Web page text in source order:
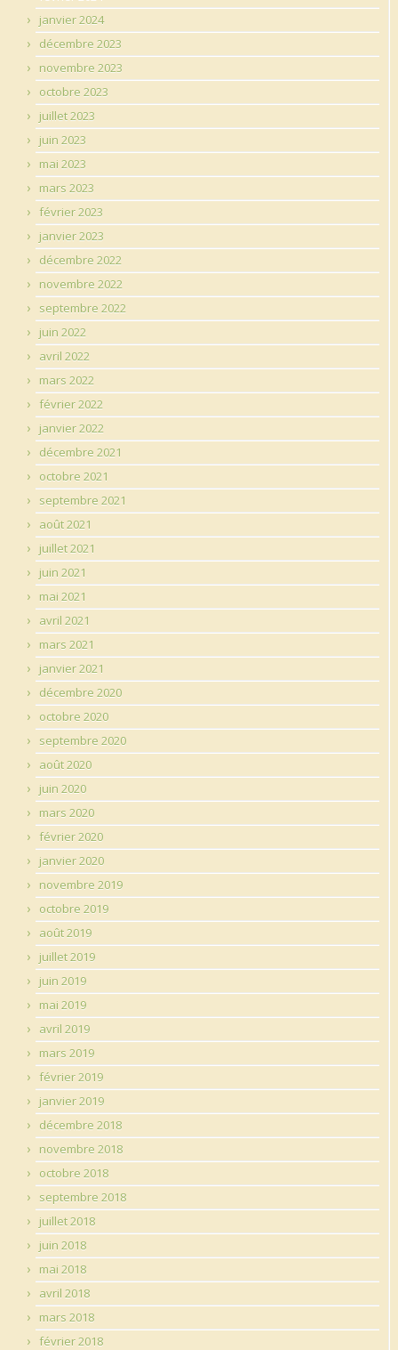
janvier 2024
décembre 2023
novembre 2023
octobre 2023
juillet 2023
juin 2023
mai 2023
mars 2023
février 2023
janvier 2023
décembre 2022
novembre 2022
septembre 2022
juin 2022
avril 2022
mars 2022
février 2022
janvier 2022
décembre 2021
octobre 2021
septembre 2021
août 2021
juillet 2021
juin 2021
mai 2021
avril 2021
mars 2021
janvier 2021
décembre 2020
octobre 2020
septembre 2020
août 2020
juin 2020
mars 2020
février 2020
janvier 2020
novembre 2019
octobre 2019
août 2019
juillet 2019
juin 2019
mai 2019
avril 2019
mars 2019
février 2019
janvier 2019
décembre 2018
novembre 2018
octobre 2018
septembre 2018
juillet 2018
juin 2018
mai 2018
avril 2018
mars 2018
février 2018